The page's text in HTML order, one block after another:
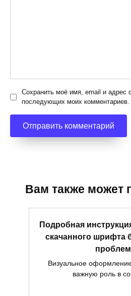
Сохранить моё имя, email и адрес
последующих моих комментариев.
Вам также может
Подробная
скачанного шрифта
проблем
Визуальное оформление
важную роль в